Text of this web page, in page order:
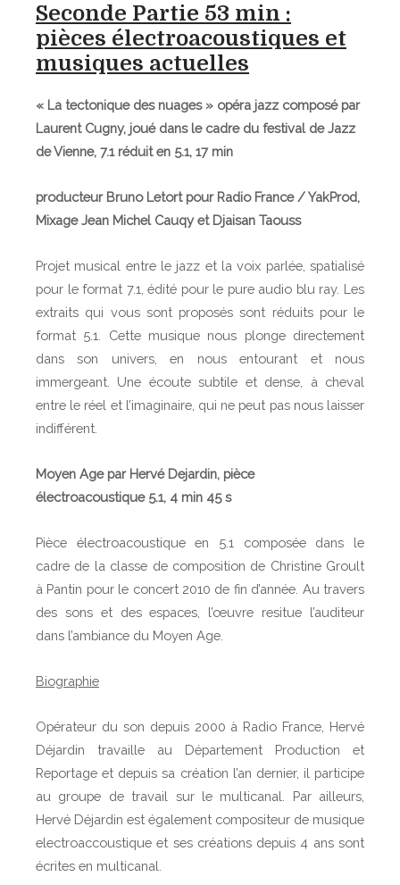
Seconde Partie 53 min :
pièces électroacoustiques et
musiques actuelles
« La tectonique des nuages » opéra jazz composé par
Laurent Cugny, joué dans le cadre du festival de Jazz
de Vienne, 7.1 réduit en 5.1, 17 min
producteur Bruno Letort pour Radio France / YakProd,
Mixage Jean Michel Cauqy et Djaisan Taouss
Projet musical entre le jazz et la voix parlée, spatialisé
pour le format 7.1, édité pour le pure audio blu ray. Les
extraits qui vous sont proposés sont réduits pour le
format 5.1. Cette musique nous plonge directement
dans son univers, en nous entourant et nous
immergeant. Une écoute subtile et dense, à cheval
entre le réel et l’imaginaire, qui ne peut pas nous laisser
indifférent.
Moyen Age par Hervé Dejardin, pièce
électroacoustique 5.1, 4 min 45 s
Pièce électroacoustique en 5.1 composée dans le
cadre de la classe de composition de Christine Groult
à Pantin pour le concert 2010 de fin d’année. Au travers
des sons et des espaces, l’œuvre resitue l’auditeur
dans l’ambiance du Moyen Age.
Biographie
Opérateur du son depuis 2000 à Radio France, Hervé
Déjardin travaille au Département Production et
Reportage et depuis sa création l’an dernier, il participe
au groupe de travail sur le multicanal. Par ailleurs,
Hervé Déjardin est également compositeur de musique
electroaccoustique et ses créations depuis 4 ans sont
écrites en multicanal.